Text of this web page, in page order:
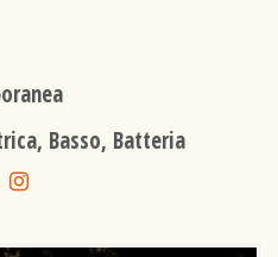
Basso, Batteria